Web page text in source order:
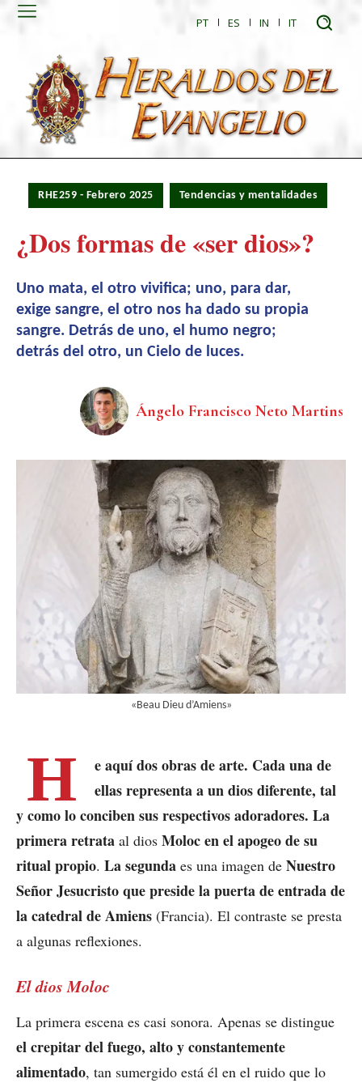
PT ES IN IT
RHE259 - Febrero 2025 Tendencias y mentalidades
¿Dos formas de «ser dios»?
Uno mata, el otro vivifica; uno, para dar,
exige sangre, el otro nos ha dado su propia
sangre. Detrás de uno, el humo negro;
detrás del otro, un Cielo de luces.
Ángelo Francisco Neto Martins
«Beau Dieu d’Amiens»
H
e aquí dos obras de arte. Cada una de
ellas representa a un dios diferente, tal
y como lo conciben sus respectivos adoradores. La
primera retrata al dios Molocen el apogeo de su
ritual propio. La segunda es una imagen de Nuestro
Señor Jesucristo que preside la puerta de entrada de
la catedral de Amiens (Francia). El contraste se presta
a algunas reflexiones.
El dios Moloc
La primera escena es casi sonora. Apenas se distingue
el crepitar del fuego, alto y constantemente
alimentado, tan sumergido está él en el ruido que lo